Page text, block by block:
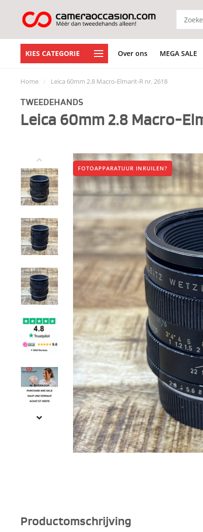
KIES CATEGORIE Over ons MEGA SALE
Home / Leica 60mm 2.8 Macro-Elmarit-R nr. 2618
TWEEDEHANDS
Leica 60mm 2.8 Macro-
FOTOAPPARATUUR INRUILEN?
Productomschrijving